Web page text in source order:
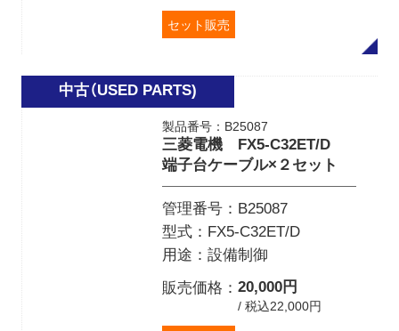
セット販売
製品番号：B25087
三菱電機 FX5-C32ET/D
端子台ケーブル×２セット
管理番号
B25087
型式
FX5-C32ET/D
用途
設備制御
販売価格
20,000円
/ 税込22,000円